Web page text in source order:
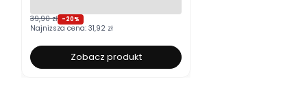
39,90 zł -20%
Najniższa cena: 31,92 zł
Zobacz produkt